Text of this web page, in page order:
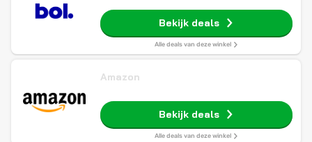
Bekijk deals
Alle deals van deze winkel
Amazon
Bekijk deals
Alle deals van deze winkel